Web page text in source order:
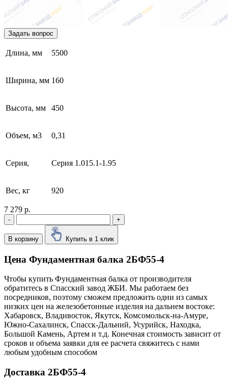
Задать вопрос
Длина, мм 5500
Ширина, мм 160
Высота, мм 450
Объем, м3 0,31
Серия, Серия 1.015.1-1.95
Вес, кг 920
7 279 р.
- +
В корзину Купить в 1 клик
Цена Фундаментная балка 2БФ55-4
Чтобы купить Фундаментная балка от производителя
обратитесь в Cпасский завод ЖБИ. Мы работаем без
посредников, поэтому сможем предложить одни из самых
низких цен на железобетонные изделия на дальнем востоке:
Хабаровск, Владивосток, Якутск, Комсомольск-на-Амуре,
Южно-Сахалинск, Спасск-Дальний, Усурийск, Находка,
Большой Камень, Артем и т.д. Конечная стоимость зависит от
сроков и объема заявки для ее расчета свяжитесь с нами
любым удобным способом
Доставка 2БФ55-4